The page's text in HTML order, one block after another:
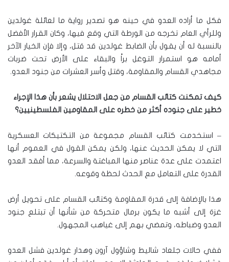
فكل ما أراده العدو في حينه هو تصدير رواية ما لعائلة غولدين
وللرأي العام تخرجه من الورطة التي وقع فيها، وكان القرار الأفضل
بالنسبة له أن يقول بأن الضابط غولدين قد قتل، وإلا فإن الخيار الآخر
أمامه هو استمرار التوغل براً والبقاء على الأرض تحت ضربات
مجاهدي القسام والمقاومة، وقتل وأسر العشرات من جنود العدو.
كيف تمكنت كتائب القسام من جعل الاحتلال يشعر بأن هذا الإجراء
خطير على جنوده أكثر من خطره على المقاومين الفلسطينيين؟
– استخدمت كتائب القسام مجموعة من التكتيكات العسكرية
التي لا يمكن الحديث عنها، ولكن يمكن القول في العموم أنها
اعتمدت على عدة عناصر منها المباغتة والسرعة، مما أفقد العدو
القدرة على التعامل مع الحدث لحظة وقوعه.
هذا بالإضافة إلى قدرة المقاومة وكتائب القسام على تحويل أرض
غزة إلى أشبه ما يكون برمال متحركة من شأنها أن تبتلع جنود
العدو وضباطه، وتمضي بهم إلى غياهب المجهول.
ففي حالات جلعاد شاليط وشاؤول آرون وهدار غولدين فشل العدو